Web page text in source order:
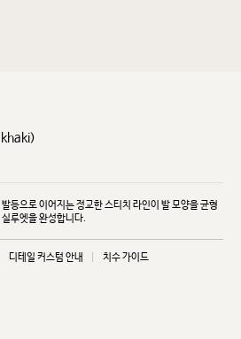
khaki)
등으로 이어지는 정교한 스티치 라인이 발 모양을 균형
루엣을 완성합니다.
디테일 커스텀 안내 치수 가이드